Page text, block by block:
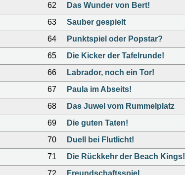
62 Das Wunder von Bert!
63 Sauber gespielt
64 Punktspiel oder Popstar?
65 Die Kicker der Tafelrunde!
66 Labrador, noch ein Tor!
67 Paula im Abseits!
68 Das Juwel vom Rummelplatz
69 Die guten Taten!
70 Duell bei Flutlicht!
71 Die Rückkehr der Beach Kings!
72 Freundschaftsspiel